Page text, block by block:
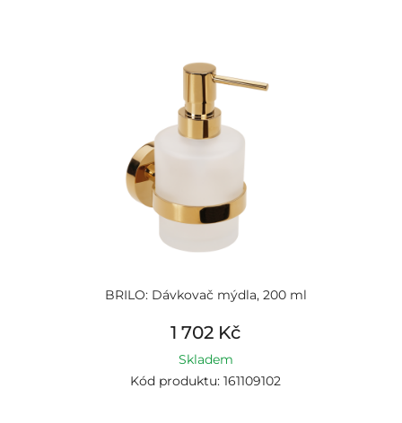
BRILO: Dávkovač mýdla, 200 ml
1 702 Kč
Skladem
Kód produktu: 161109102